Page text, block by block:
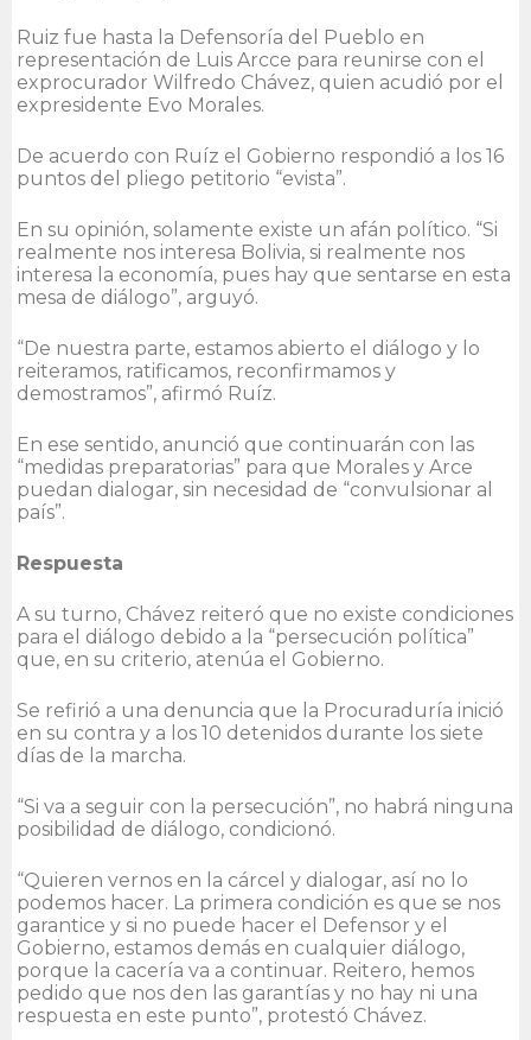
Ruiz fue hasta la Defensoría del Pueblo en
representación de Luis Arcce para reunirse con el
exprocurador Wilfredo Chávez, quien acudió por el
expresidente Evo Morales.
De acuerdo con Ruíz el Gobierno respondió a los 16
puntos del pliego petitorio “evista”.
En su opinión, solamente existe un afán político. “Si
realmente nos interesa Bolivia, si realmente nos
interesa la economía, pues hay que sentarse en esta
mesa de diálogo”, arguyó.
“De nuestra parte, estamos abierto el diálogo y lo
reiteramos, ratificamos, reconfirmamos y
demostramos”, afirmó Ruíz.
En ese sentido, anunció que continuarán con las
“medidas preparatorias” para que Morales y Arce
puedan dialogar, sin necesidad de “convulsionar al
país”.
Respuesta
A su turno, Chávez reiteró que no existe condiciones
para el diálogo debido a la “persecución política”
que, en su criterio, atenúa el Gobierno.
Se refirió a una denuncia que la Procuraduría inició
en su contra y a los 10 detenidos durante los siete
días de la marcha.
“Si va a seguir con la persecución”, no habrá ninguna
posibilidad de diálogo, condicionó.
“Quieren vernos en la cárcel y dialogar, así no lo
podemos hacer. La primera condición es que se nos
garantice y si no puede hacer el Defensor y el
Gobierno, estamos demás en cualquier diálogo,
porque la cacería va a continuar. Reitero, hemos
pedido que nos den las garantías y no hay ni una
respuesta en este punto”, protestó Chávez.